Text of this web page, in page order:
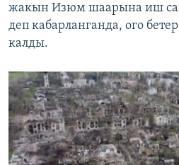
жакын Изюм шаарына иш
деп кабарланганда, ого
калды.